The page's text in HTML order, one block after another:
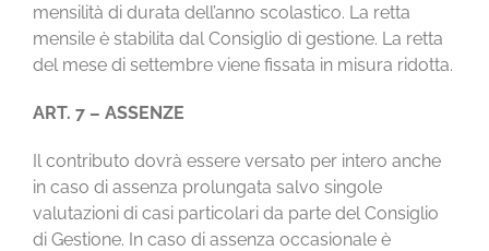
mensilità di durata dell’anno scolastico. La retta
mensile è stabilita dal Consiglio di gestione. La retta
del mese di settembre viene fissata in misura ridotta.
ART. 7 – ASSENZE
Il contributo dovrà essere versato per intero anche
in caso di assenza prolungata salvo singole
valutazioni di casi particolari da parte del Consiglio
di Gestione. In caso di assenza occasionale è